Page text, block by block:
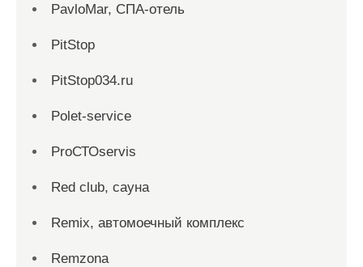
PavloMar, СПА-отель
PitStop
PitStop034.ru
Polet-service
ProСТОservis
Red сlub, сауна
Remix, автомоечный комплекс
Remzona